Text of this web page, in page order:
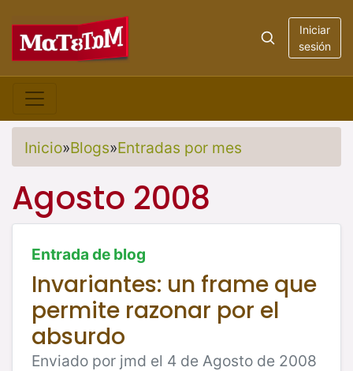
Iniciar
sesión
Inicio»Blogs»Entradas por mes
Agosto 2008
Entrada de blog
Invariantes: un frame que
permite razonar por el
absurdo
Enviado por jmd el 4 de Agosto de 2008